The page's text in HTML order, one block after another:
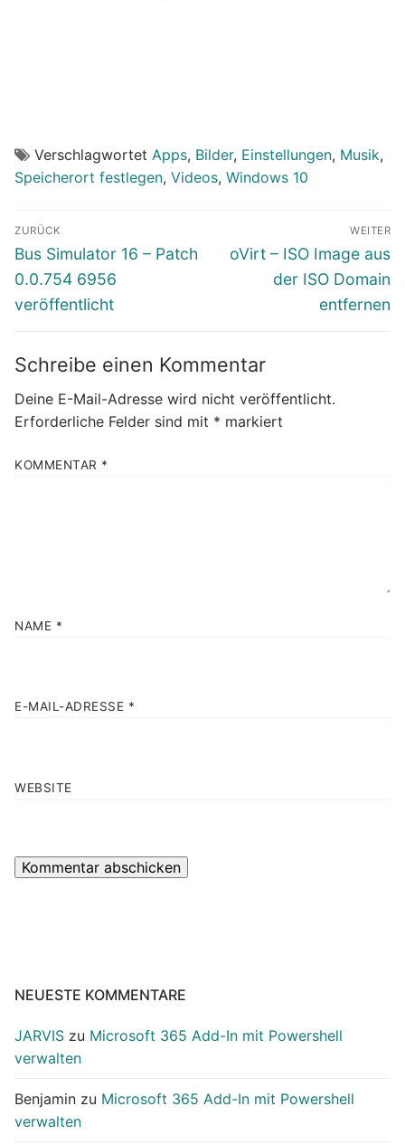
Verschlagwortet Apps, Bilder, Einstellungen, Musik,
Speicherort festlegen, Videos, Windows 10
Beitragsnavigation
ZURÜCK
Vorheriger
Beitrag:
Bus Simulator 16 – Patch
0.0.754 6956
veröffentlicht
WEITER
Nächster
Beitrag:
oVirt – ISO Image aus
der ISO Domain
entfernen
Schreibe einen Kommentar
Deine E-Mail-Adresse wird nicht veröffentlicht.
Erforderliche Felder sind mit * markiert
KOMMENTAR *
NAME *
E-MAIL-ADRESSE *
WEBSITE
NEUESTE KOMMENTARE
JARVIS zu Microsoft 365 Add-In mit Powershell
verwalten
Benjamin zu Microsoft 365 Add-In mit Powershell
verwalten